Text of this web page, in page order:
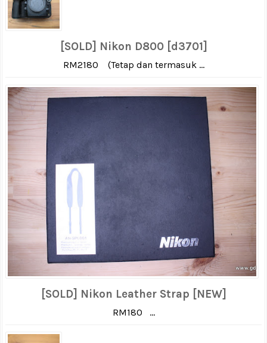
[SOLD] Nikon D800 [d3701]
RM2180 (Tetap dan termasuk ...
[SOLD] Nikon Leather Strap [NEW]
RM180 ...